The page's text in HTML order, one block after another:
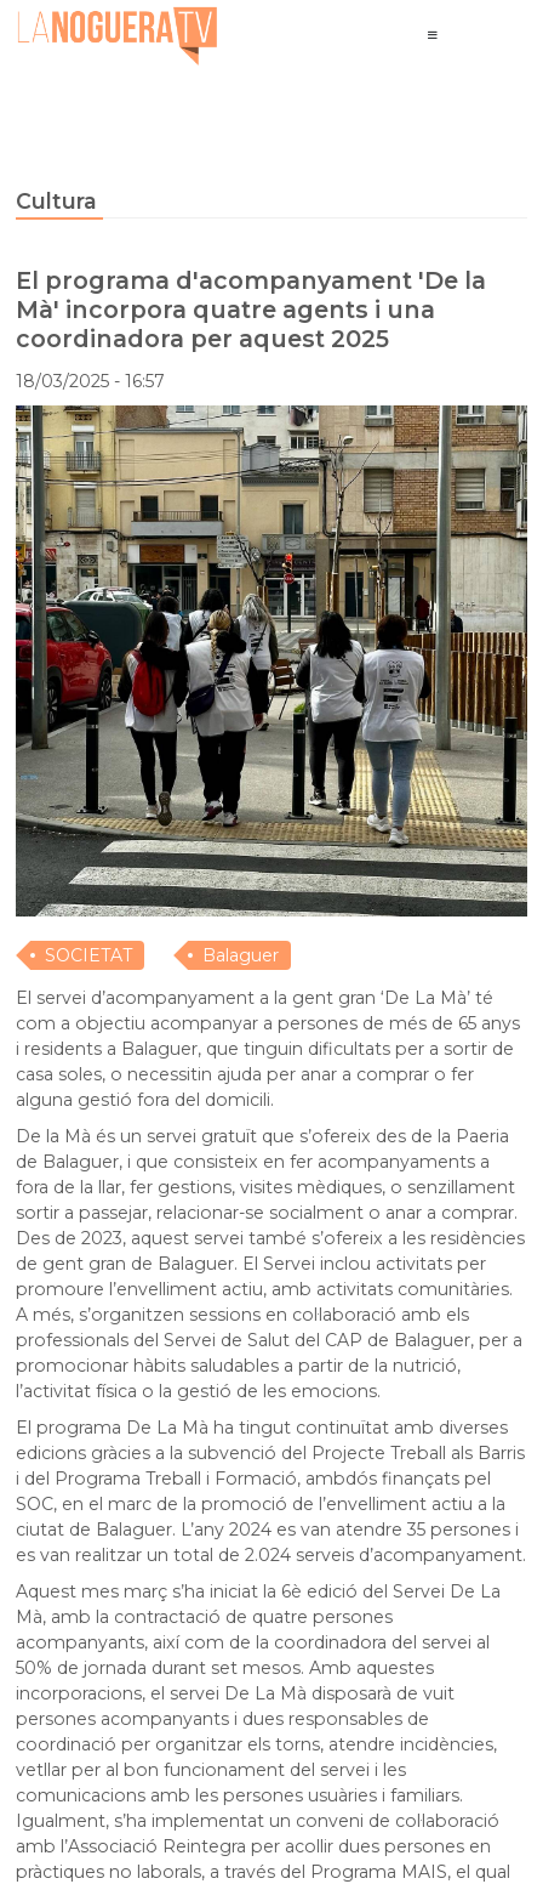
Cultura
El programa d'acompanyament 'De la
Mà' incorpora quatre agents i una
coordinadora per aquest 2025
18/03/2025- 16:57
SOCIETAT
Balaguer
El servei d’acompanyament a la gent gran ‘De La Mà’ té
com a objectiu acompanyar a persones de més de 65 anys
i residents a Balaguer, que tinguin dificultats per a sortir de
casa soles, o necessitin ajuda per anar a comprar o fer
alguna gestió fora del domicili.
De la Mà és un servei gratuït que s’ofereix des de la Paeria
de Balaguer, i que consisteix en fer acompanyaments a
fora de la llar, fer gestions, visites mèdiques, o senzillament
sortir a passejar, relacionar-se socialment o anar a comprar.
Des de 2023, aquest servei també s’ofereix a les residències
de gent gran de Balaguer. El Servei inclou activitats per
promoure l’envelliment actiu, amb activitats comunitàries.
A més, s’organitzen sessions en col·laboració amb els
professionals del Servei de Salut del CAP de Balaguer, per a
promocionar hàbits saludables a partir de la nutrició,
l’activitat física o la gestió de les emocions.
El programa De La Mà ha tingut continuïtat amb diverses
edicions gràcies a la subvenció del Projecte Treball als Barris
i del Programa Treball i Formació, ambdós finançats pel
SOC, en el marc de la promoció de l’envelliment actiu a la
ciutat de Balaguer. L’any 2024 es van atendre 35 persones i
es van realitzar un total de 2.024 serveis d’acompanyament.
Aquest mes març s’ha iniciat la 6è edició del Servei De La
Mà, amb la contractació de quatre persones
acompanyants, així com de la coordinadora del servei al
50% de jornada durant set mesos. Amb aquestes
incorporacions, el servei De La Mà disposarà de vuit
persones acompanyants i dues responsables de
coordinació per organitzar els torns, atendre incidències,
vetllar per al bon funcionament del servei i les
comunicacions amb les persones usuàries i familiars.
Igualment, s’ha implementat un conveni de col·laboració
amb l’Associació Reintegra per acollir dues persones en
pràctiques no laborals, a través del Programa MAIS, el qual